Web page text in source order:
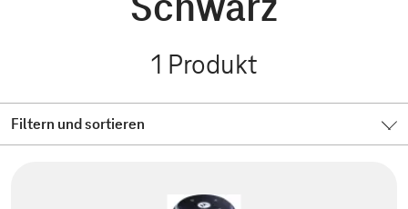
1 Produkt
Filtern und sortieren